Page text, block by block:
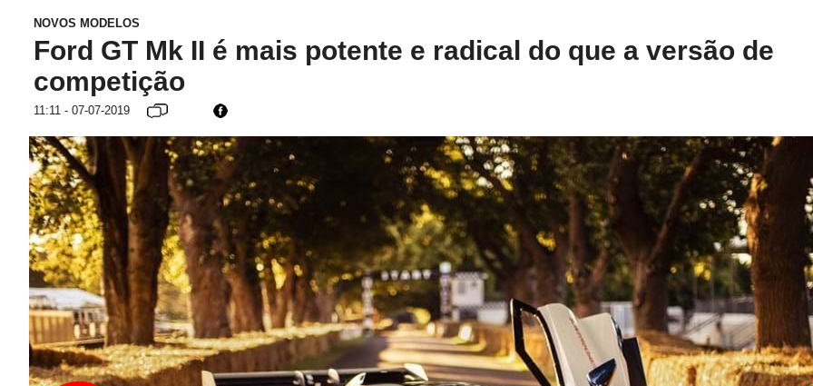
NOVOS MODELOS
Ford GT Mk II é mais potente e radical do que a versão de
competição
11:11 - 07-07-2019